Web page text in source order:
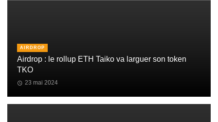
AIRDROP
Airdrop : le rollup ETH Taiko va larguer son token
TKO
23 mai 2024